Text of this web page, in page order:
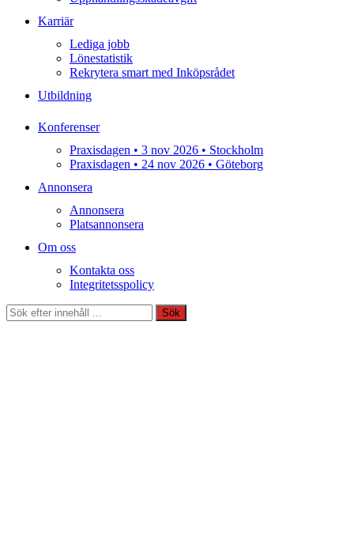
Karriär
Lediga jobb
Lönestatistik
Rekrytera smart med Inköpsrådet
Utbildning
Konferenser
Praxisdagen • 3 nov 2026 • Stockholm
Praxisdagen • 24 nov 2026 • Göteborg
Annonsera
Annonsera
Platsannonsera
Om oss
Kontakta oss
Integritetsspolicy
Sök
Sök